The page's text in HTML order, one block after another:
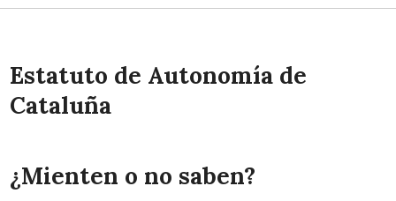
Estatuto de Autonomía de
Cataluña
¿Mienten o no saben?